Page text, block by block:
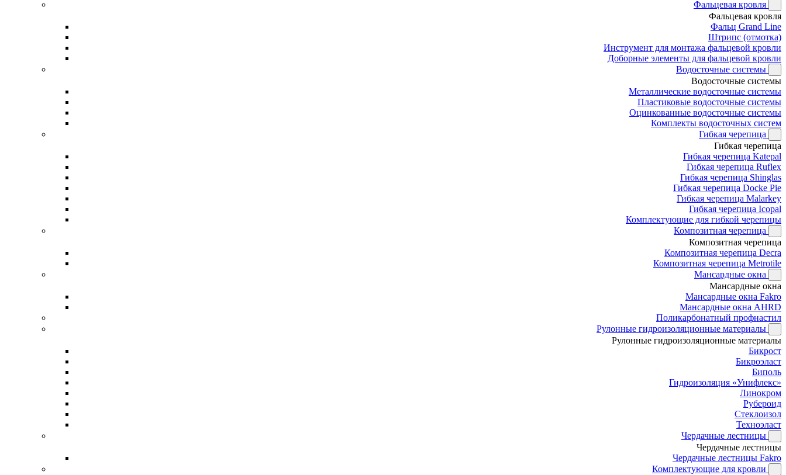
Фальцевая кровля
Фальцевая кровля
Фальц Grand Line
Штрипс (отмотка)
Инструмент для монтажа фальцевой кровли
Доборные элементы для фальцевой кровли
Водосточные системы
Водосточные системы
Металлические водосточные системы
Пластиковые водосточные системы
Оцинкованные водосточные системы
Комплекты водосточных систем
Гибкая черепица
Гибкая черепица
Гибкая черепица Katepal
Гибкая черепица Ruflex
Гибкая черепица Shinglas
Гибкая черепица Docke Pie
Гибкая черепица Malarkey
Гибкая черепица Icopal
Комплектующие для гибкой черепицы
Композитная черепица
Композитная черепица
Композитная черепица Decra
Композитная черепица Metrotile
Мансардные окна
Мансардные окна
Мансардные окна Fakro
Мансардные окна AHRD
Поликарбонатный профнастил
Рулонные гидроизоляционные материалы
Рулонные гидроизоляционные материалы
Бикрост
Бикроэласт
Биполь
Гидроизоляция «Унифлекс»
Линокром
Рубероид
Стеклоизол
Техноэласт
Чердачные лестницы
Чердачные лестницы
Чердачные лестницы Fakro
Комплектующие для кровли